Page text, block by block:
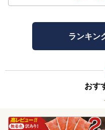
ランキン
おす